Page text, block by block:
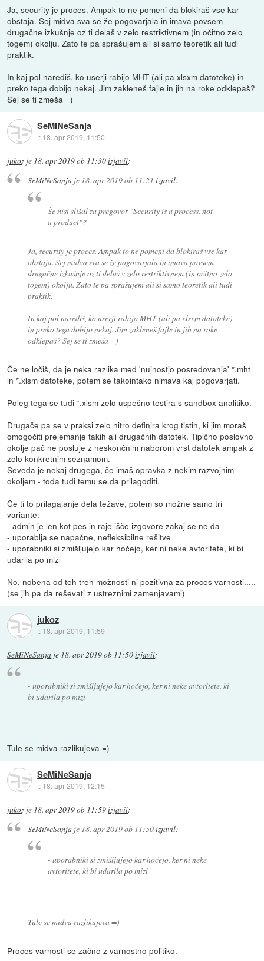
Ja, security je proces. Ampak to ne pomeni da blokiraš vse kar
obstaja. Sej midva sva se že pogovarjala in imava povsem
drugačne izkušnje oz ti delaš v zelo restriktivnem (in očitno zelo
togem) okolju. Zato te pa sprašujem ali si samo teoretik ali tudi
praktik.
In kaj pol narediš, ko userji rabijo MHT (ali pa xlsxm datoteke) in
preko tega dobijo nekaj. Jim zakleneš fajle in jih na roke odklepaš?
Sej se ti zmeša =)
SeMiNeSanja
:: 18. apr 2019, 11:50
jukoz je 18. apr 2019 ob 11:30izjavil:
SeMiNeSanjaje 18. apr 2019 ob 11:21 izjavil:
Še nisi slišal za pregovor "Security is a process, not
a product"?
Ja, security je proces. Ampak to ne pomeni da blokiraš vse kar
obstaja. Sej midva sva se že pogovarjala in imava povsem
drugačne izkušnje oz ti delaš v zelo restriktivnem (in očitno zelo
togem) okolju. Zato te pa sprašujem ali si samo teoretik ali tudi
praktik.
In kaj pol narediš, ko userji rabijo MHT (ali pa xlsxm datoteke)
in preko tega dobijo nekaj. Jim zakleneš fajle in jih na roke
odklepaš? Sej se ti zmeša =)
Če ne ločiš, da je neka razlika med 'nujnostjo posredovanja' *.mht
in *.xlsm datoteke, potem se takointako nimava kaj pogovarjati.
Poleg tega se tudi *.xlsm zelo uspešno testira s sandbox analitiko.
Drugače pa se v praksi zelo hitro definira krog tistih, ki jim moraš
omogočiti prejemanje takih ali drugačnih datotek. Tipično poslovno
okolje pač ne posluje z neskončnim naborom vrst datotek ampak z
zelo konkretnim seznamom.
Seveda je nekaj drugega, če imaš opravka z nekim razvojnim
okoljem - toda tudi temu se da prilagoditi.
Če ti to prilagajanje dela težave, potem so možne samo tri
variante:
- admin je len kot pes in raje išče izgovore zakaj se ne da
- uporablja se napačne, nefleksibilne rešitve
- uporabniki si zmišljujejo kar hočejo, ker ni neke avtoritete, ki bi
udarila po mizi
No, nobena od teh treh možnosti ni pozitivna za proces varnosti.....
(se jih pa da reševati z ustreznimi zamenjavami)
jukoz
:: 18. apr 2019, 11:59
SeMiNeSanja je 18. apr 2019 ob 11:50izjavil:
- uporabniki si zmišljujejo kar hočejo, ker ni neke avtoritete, ki
bi udarila po mizi
Tule se midva razlikujeva =)
SeMiNeSanja
:: 18. apr 2019, 12:15
jukoz je 18. apr 2019 ob 11:59izjavil:
SeMiNeSanjaje 18. apr 2019 ob 11:50izjavil:
- uporabniki si zmišljujejo kar hočejo, ker ni neke
avtoritete, ki bi udarila po mizi
Tule se midva razlikujeva =)
Proces varnosti se začne z varnostno politiko.